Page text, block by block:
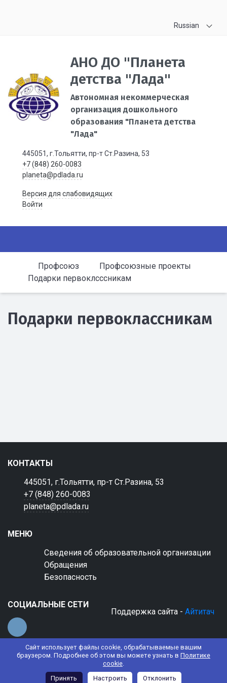
Сайт использует файлы cookie, обрабатываемые вашим
браузером. Подробнее об этом вы можете узнать в Политике
cookie.
Принять
Настроить Отклонить
Russian
АНО ДО "Планета
детства "Лада"
Автономная некоммерческая
организация дошкольного
образования "Планета детства
"Лада"
445051, г.Тольятти, пр-т Ст.Разина, 53
+7 (848) 260-0083
planeta@pdlada.ru
Версия для слабовидящих
Войти
Профсоюз
Профсоюзные проекты
Подарки первоклсссникам
Подарки первоклассникам
КОНТАКТЫ
445051, г.Тольятти, пр-т Ст.Разина, 53
+7 (848) 260-0083
planeta@pdlada.ru
МЕНЮ
Сведения об образовательной организации
Обращения
Безопасность
СОЦИАЛЬНЫЕ СЕТИ
Поддержка сайта - Айтитач
© 2022 АНО ДО "Планета детства "Лада"